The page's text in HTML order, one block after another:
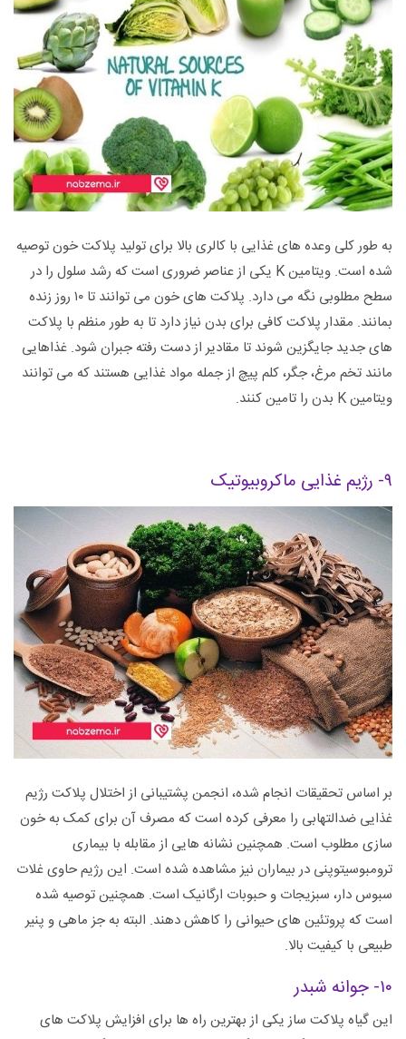
به طور کلی وعده های غذایی با کالری بالا برای تولید پلاکت خون توصیه
شده است. ویتامین K یکی از عناصر ضروری است که رشد سلول را در
سطح مطلوبی نگه می دارد. پلاکت های خون می توانند تا ۱۰ روز زنده
بمانند. مقدار پلاکت کافی برای بدن نیاز دارد تا به طور منظم با پلاکت
های جدید جایگزین شوند تا مقادیر از دست رفته جبران شود. غذاهایی
مانند تخم مرغ، جگر، کلم پیچ از جمله مواد غذایی هستند که می توانند
ویتامین K بدن را تامین کنند.
۹- رژیم غذایی ماکروبیوتیک
بر اساس تحقیقات انجام شده، انجمن پشتیبانی از اختلال پلاکت رژیم
غذایی ضدالتهابی را معرفی کرده است که مصرف آن برای کمک به خون
سازی مطلوب است. همچنین نشانه هایی از مقابله با بیماری
ترومبوسیتوپنی در بیماران نیز مشاهده شده است. این رژیم حاوی غلات
سبوس دار، سبزیجات و حبوبات ارگانیک است. همچنین توصیه شده
است که پروتئین های حیوانی را کاهش دهند. البته به جز ماهی و پنیر
طبیعی با کیفیت بالا.
۱۰- جوانه شبدر
این گیاه پلاکت ساز یکی از بهترین راه ها برای افزایش پلاکت های